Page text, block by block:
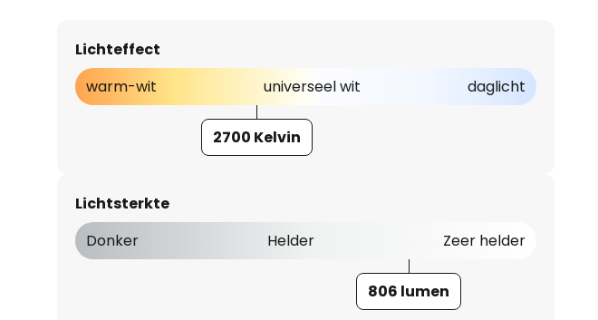
Lichteffect
warm-wit
universeel wit daglicht
2700 Kelvin
Lichtsterkte
Donker
Helder Zeer helder
806 lumen